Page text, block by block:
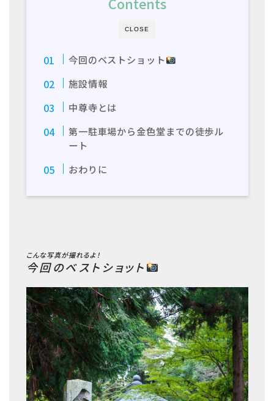
CLOSE
今回のベストショット
施設情報
中尊寺とは
第一駐車場から金色堂までの徒歩ル
ート
おわりに
こんな写真が撮れるよ！
今回のベストショット